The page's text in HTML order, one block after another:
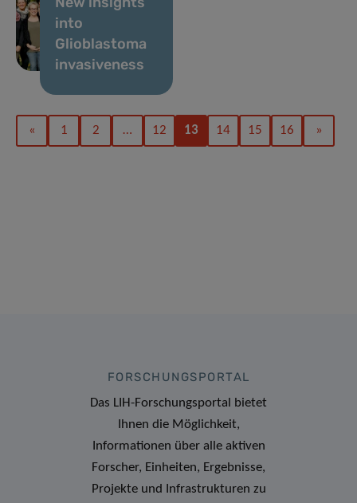
into
Glioblastoma
invasiveness
« 1 2 … 12 13 14 15 16 »
FORSCHUNGSPORTAL
Das LIH-Forschungsportal bietet
Ihnen die Möglichkeit,
Informationen über alle aktiven
Forscher, Einheiten, Ergebnisse,
Projekte und Infrastrukturen zu